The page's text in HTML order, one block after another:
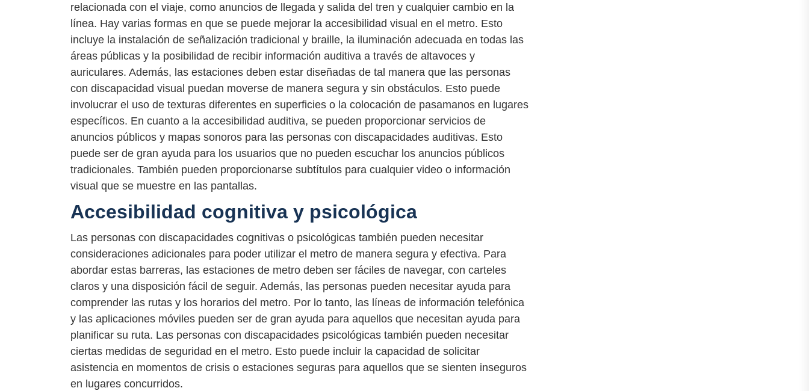
relacionada con el viaje, como anuncios de llegada y salida del tren y cualquier cambio en la
línea. Hay varias formas en que se puede mejorar la accesibilidad visual en el metro. Esto
incluye la instalación de señalización tradicional y braille, la iluminación adecuada en todas las
áreas públicas y la posibilidad de recibir información auditiva a través de altavoces y
auriculares. Además, las estaciones deben estar diseñadas de tal manera que las personas
con discapacidad visual puedan moverse de manera segura y sin obstáculos. Esto puede
involucrar el uso de texturas diferentes en superficies o la colocación de pasamanos en lugares
específicos. En cuanto a la accesibilidad auditiva, se pueden proporcionar servicios de
anuncios públicos y mapas sonoros para las personas con discapacidades auditivas. Esto
puede ser de gran ayuda para los usuarios que no pueden escuchar los anuncios públicos
tradicionales. También pueden proporcionarse subtítulos para cualquier video o información
visual que se muestre en las pantallas.
Accesibilidad cognitiva y psicológica
Las personas con discapacidades cognitivas o psicológicas también pueden necesitar
consideraciones adicionales para poder utilizar el metro de manera segura y efectiva. Para
abordar estas barreras, las estaciones de metro deben ser fáciles de navegar, con carteles
claros y una disposición fácil de seguir. Además, las personas pueden necesitar ayuda para
comprender las rutas y los horarios del metro. Por lo tanto, las líneas de información telefónica
y las aplicaciones móviles pueden ser de gran ayuda para aquellos que necesitan ayuda para
planificar su ruta. Las personas con discapacidades psicológicas también pueden necesitar
ciertas medidas de seguridad en el metro. Esto puede incluir la capacidad de solicitar
asistencia en momentos de crisis o estaciones seguras para aquellos que se sienten inseguros
en lugares concurridos.